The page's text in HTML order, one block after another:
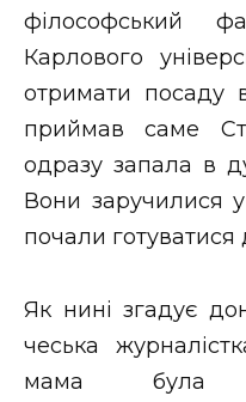
філософський
Карлового
отримати посаду
приймав саме
одразу запала в
Вони заручилися
почали
Як нині згадує
чеська
мама була